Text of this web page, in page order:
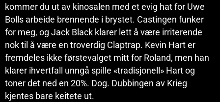
kommer du ut av kinosalen med et evig hat for Uwe
Bolls arbeide brennende i brystet. Castingen funker
for meg, og Jack Black klarer lett å være irriterende
nok til å være en troverdig Claptrap. Kevin Hart er
fremdeles ikke førstevalget mitt for Roland, men han
klarer ihvertfall unngå spille «tradisjonell» Hart og
toner det ned en 20%. Dog. Dubbingen av Krieg
kjentes bare keitete ut.